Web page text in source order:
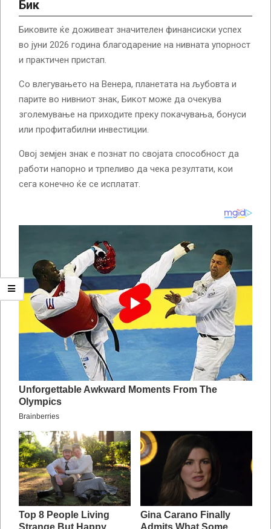
Бик
Биковите ќе доживеат значителен финансиски успех
во јуни 2026 година благодарение на нивната упорност
и практичен пристап.
Со влегувањето на Венера, планетата на љубовта и
парите во нивниот знак, Бикот може да очекува
зголемување на приходите преку покачувања, бонуси
или профитабилни инвестиции.
Овој земјен знак е познат по својата способност да
работи напорно и трпеливо да чека резултати, кои
сега конечно ќе се исплатат.